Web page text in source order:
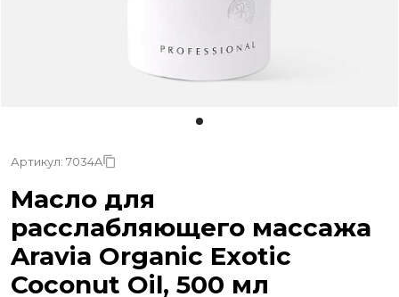
Артикул: 7034A
Масло для
расслабляющего массажа
Aravia Organic Exotic
Coconut Oil, 500 мл